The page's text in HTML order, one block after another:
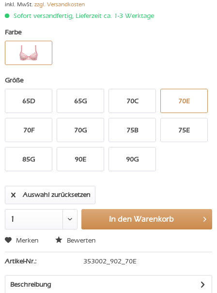
inkl. MwSt. zzgl. Versandkosten
Sofort versandfertig, Lieferzeit ca. 1-3 Werktage
Farbe
Größe
65D 65G 70C 70E
70F 70G 75B 75E
85G 90E 90G
Auswahl zurücksetzen
In den Warenkorb
Merken Bewerten
Artikel-Nr.: 353002_902_70E
Beschreibung